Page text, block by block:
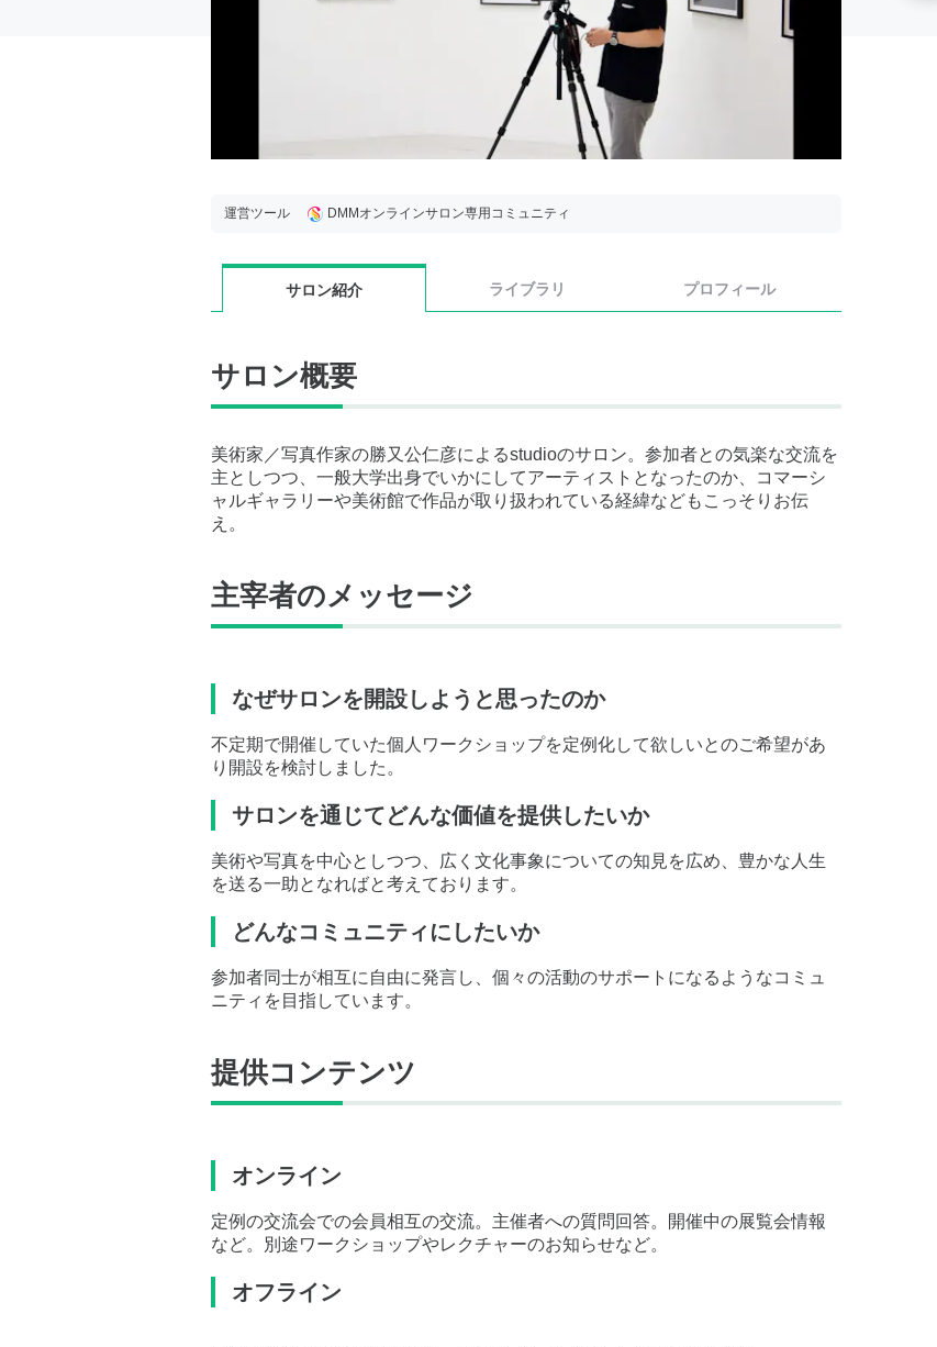
運営ツール DMMオンラインサロン専用コミュニティ
サロン紹介 ライブラリ プロフィール
サロン概要
美術家／写真作家の勝又公仁彦によるstudioのサロン。参加者との気楽な交流を
主としつつ、一般大学出身でいかにしてアーティストとなったのか、コマーシ
ャルギャラリーや美術館で作品が取り扱われている経緯などもこっそりお伝
え。
主宰者のメッセージ
なぜサロンを開設しようと思ったのか
不定期で開催していた個人ワークショップを定例化して欲しいとのご希望があ
り開設を検討しました。
サロンを通じてどんな価値を提供したいか
美術や写真を中心としつつ、広く文化事象についての知見を広め、豊かな人生
を送る一助となればと考えております。
どんなコミュニティにしたいか
参加者同士が相互に自由に発言し、個々の活動のサポートになるようなコミュ
ニティを目指しています。
提供コンテンツ
オンライン
定例の交流会での会員相互の交流。主催者への質問回答。開催中の展覧会情報
など。別途ワークショップやレクチャーのお知らせなど。
オフライン